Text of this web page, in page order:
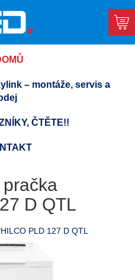
– montáže, servis a
ČTĚTE!!
D QTL
PLD 127 D QTL